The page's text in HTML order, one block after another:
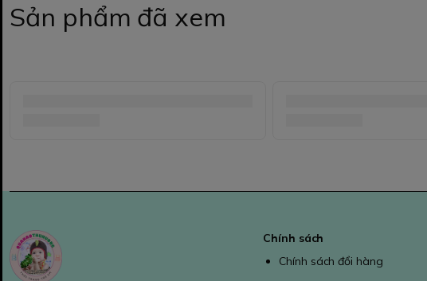
Sản phẩm đã xem
Chính sách
Chính sách đổi hàng